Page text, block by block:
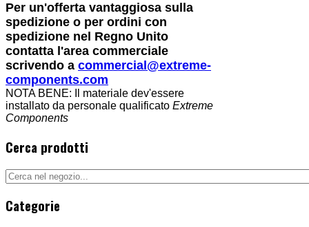
Per un'offerta vantaggiosa sulla
spedizione o per ordini con
spedizione nel Regno Unito
contatta l'area commerciale
scrivendo a commercial@extreme-
components.com
NOTA BENE: Il materiale dev'essere
installato da personale qualificato Extreme
Components
Cerca prodotti
Categorie